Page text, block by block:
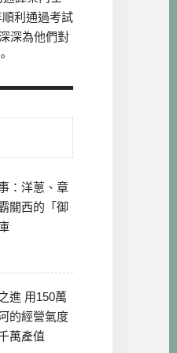
順利通過考試
深為他們對
：洋蔥、章
關西的「御
進 用150萬
的經營氣度
萬產值